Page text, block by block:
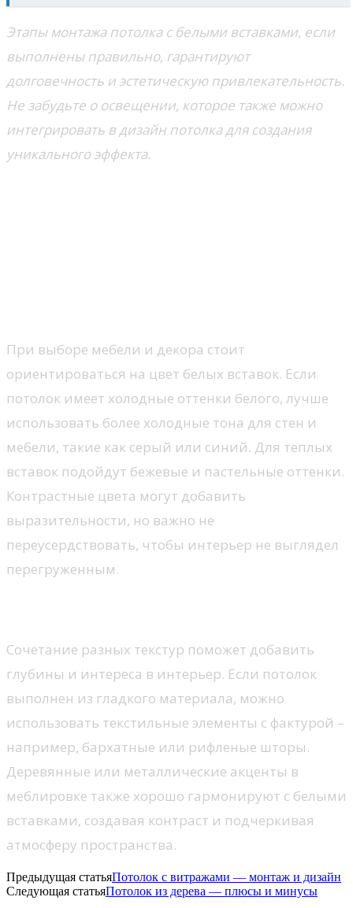
Этапы монтажа потолка с белыми вставками, если
выполнены правильно, гарантируют
долговечность и эстетическую привлекательность.
Не забудьте о освещении, которое также можно
интегрировать в дизайн потолка для создания
уникального эффекта.
При выборе мебели и декора стоит
ориентироваться на цвет белых вставок. Если
потолок имеет холодные оттенки белого, лучше
использовать более холодные тона для стен и
мебели, такие как серый или синий. Для теплых
вставок подойдут бежевые и пастельные оттенки.
Контрастные цвета могут добавить
выразительности, но важно не
переусердствовать, чтобы интерьер не выглядел
перегруженным.
Сочетание разных текстур поможет добавить
глубины и интереса в интерьер. Если потолок
выполнен из гладкого материала, можно
использовать текстильные элементы с фактурой –
например, бархатные или рифленые шторы.
Деревянные или металлические акценты в
меблировке также хорошо гармонируют с белыми
вставками, создавая контраст и подчеркивая
атмосферу пространства.
Предыдущая статьяПотолок с витражами — монтаж и дизайн
Следующая статьяПотолок из дерева — плюсы и минусы